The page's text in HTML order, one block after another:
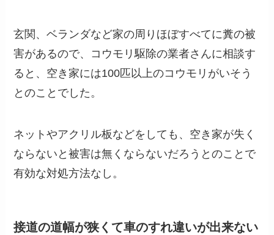
玄関、ベランダなど家の周りほぼすべてに糞の被
害があるので、コウモリ駆除の業者さんに相談す
ると、空き家には100匹以上のコウモリがいそう
とのことでした。
ネットやアクリル板などをしても、空き家が失く
ならないと被害は無くならないだろうとのことで
有効な対処方法なし。
接道の道幅が狭くて車のすれ違いが出来ない